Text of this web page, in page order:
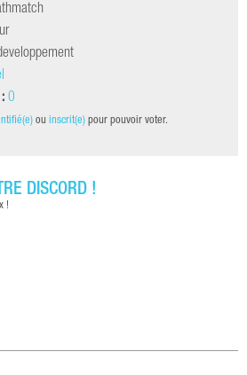
0
ou inscrit(e) pour pouvoir voter.
DISCORD !
!